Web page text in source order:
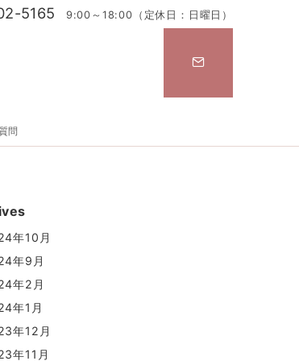
5165 9:00～18:00（定休日：日曜日）
問
年10月
年9月
年2月
年1月
年12月
年11月